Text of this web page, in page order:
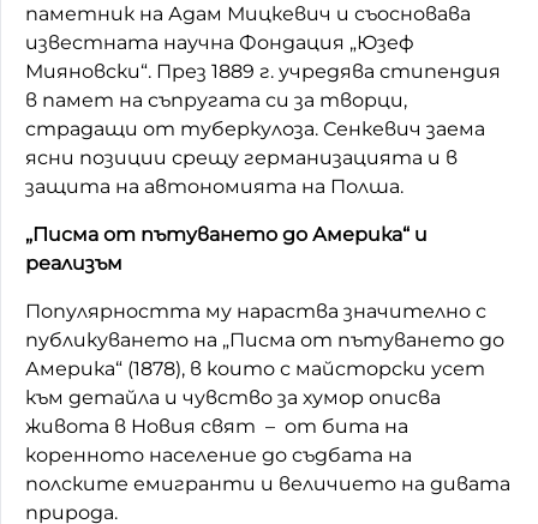
паметник на Адам Мицкевич и съосновава
известната научна Фондация „Юзеф
Мияновски“. През 1889 г. учредява стипендия
в памет на съпругата си за творци,
страдащи от туберкулоза. Сенкевич заема
ясни позиции срещу германизацията и в
защита на автономията на Полша.
„Писма от пътуването до Америка“ и
реализъм
Популярността му нараства значително с
публикуването на „Писма от пътуването до
Америка“ (1878), в които с майсторски усет
към детайла и чувство за хумор описва
живота в Новия свят – от бита на
коренното население до съдбата на
полските емигранти и величието на дивата
природа.